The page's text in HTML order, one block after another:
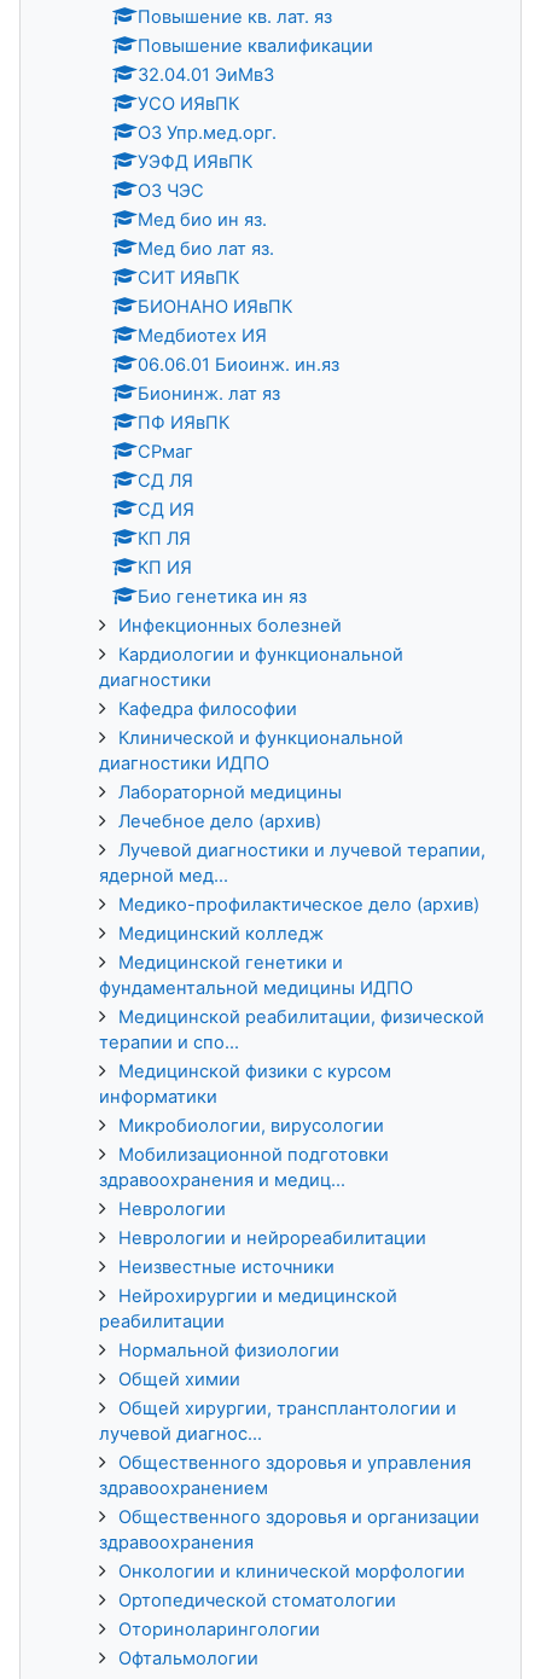
Повышение кв. лат. яз
Повышение квалификации
32.04.01 ЭиМвЗ
УСО ИЯвПК
ОЗ Упр.мед.орг.
УЭФД ИЯвПК
ОЗ ЧЭС
Мед био ин яз.
Мед био лат яз.
СИТ ИЯвПК
БИОНАНО ИЯвПК
Медбиотех ИЯ
06.06.01 Биоинж. ин.яз
Бионинж. лат яз
ПФ ИЯвПК
СРмаг
СД ЛЯ
СД ИЯ
КП ЛЯ
КП ИЯ
Био генетика ин яз
Инфекционных болезней
Кардиологии и функциональной
диагностики
Кафедра философии
Клинической и функциональной
диагностики ИДПО
Лабораторной медицины
Лечебное дело (архив)
Лучевой диагностики и лучевой терапии,
ядерной мед...
Медико-профилактическое дело (архив)
Медицинский колледж
Медицинской генетики и
фундаментальной медицины ИДПО
Медицинской реабилитации, физической
терапии и спо...
Медицинской физики с курсом
информатики
Микробиологии, вирусологии
Мобилизационной подготовки
здравоохранения и медиц...
Неврологии
Неврологии и нейрореабилитации
Неизвестные источники
Нейрохирургии и медицинской
реабилитации
Нормальной физиологии
Общей химии
Общей хирургии, трансплантологии и
лучевой диагнос...
Общественного здоровья и управления
здравоохранением
Общественного здоровья и организации
здравоохранения
Онкологии и клинической морфологии
Ортопедической стоматологии
Оториноларингологии
Офтальмологии